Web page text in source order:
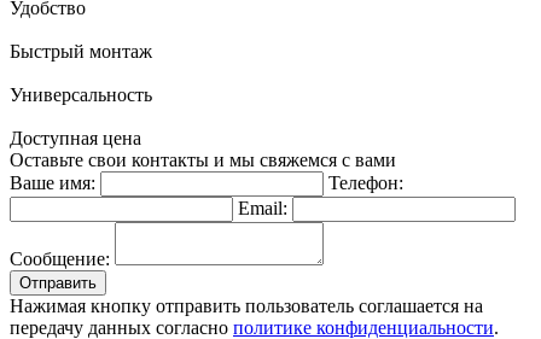
Удобство
Быстрый монтаж
Универсальность
Доступная цена
Оставьте свои контакты и мы свяжемся с вами
Ваше имя:
Телефон:
Email:
Сообщение:
Отправить
Нажимая кнопку отправить пользователь соглашается на
передачу данных согласно политике конфиденциальности.